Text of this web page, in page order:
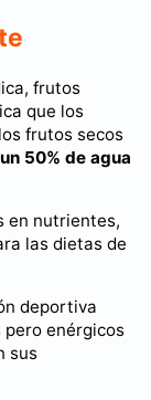
frutos
que los
frutos secos
50% de agua
en nutrientes,
las dietas de
deportiva
enérgicos
sus